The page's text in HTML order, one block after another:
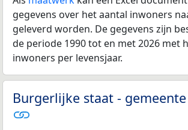
gegevens over het aantal inwoners
geleverd worden. De gegevens zijn
de periode 1990 tot en met 2026 met
inwoners per levensjaar.
Burgerlijke staat -